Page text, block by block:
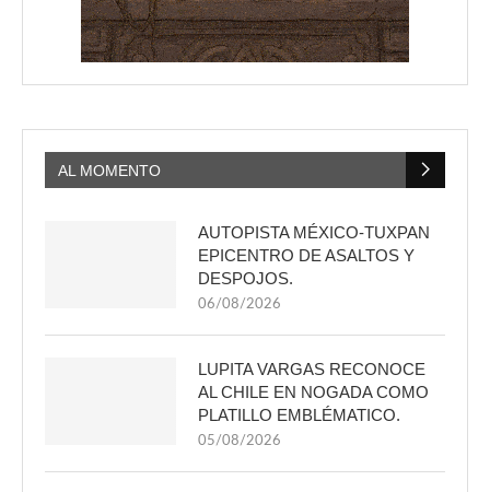
AL MOMENTO
AUTOPISTA MÉXICO-TUXPAN
EPICENTRO DE ASALTOS Y
DESPOJOS.
06/08/2026
LUPITA VARGAS RECONOCE
AL CHILE EN NOGADA COMO
PLATILLO EMBLÉMATICO.
05/08/2026